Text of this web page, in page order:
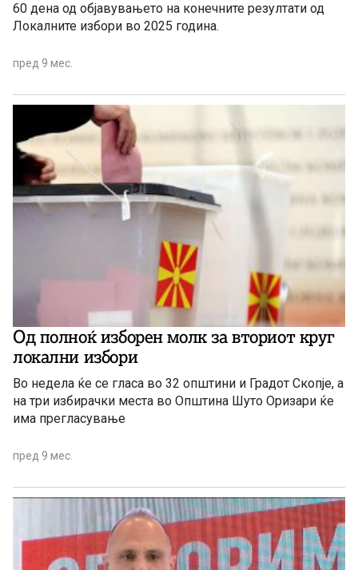
60 дена од објавувањето на конечните резултати од
Локалните избори во 2025 година.
пред 9 мес.
Од полноќ изборен молк за вториот круг
локални избори
Во недела ќе се гласа во 32 општини и Градот Скопје, а
на три избирачки места во Општина Шуто Оризари ќе
има прегласување
пред 9 мес.